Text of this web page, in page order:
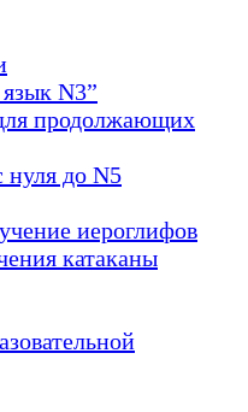
N3”
продолжающих
нуля до N5
иероглифов
катаканы